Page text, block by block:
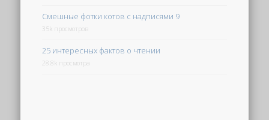
Смешные фотки котов с надписями 9
35k просмотров
25 интересных фактов о чтении
28.8k просмотра